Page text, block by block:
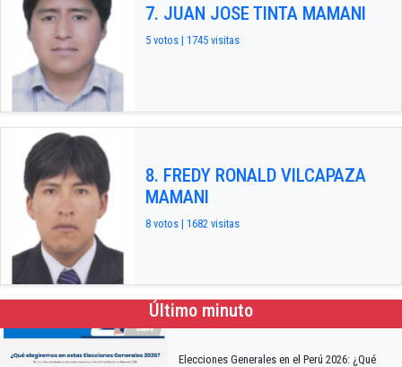
7. JUAN JOSE TINTA MAMANI
5 votos | 1745 visitas
8. FREDY RONALD VILCAPAZA
MAMANI
8 votos | 1682 visitas
Último minuto
Elecciones Generales en el Perú 2026: ¿Qué